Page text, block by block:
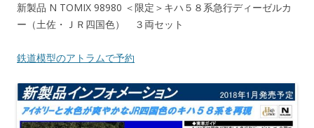
新製品 N TOMIX 98980 ＜限定＞キハ５８系急行ディーゼルカ
ー（土佐・ＪＲ四国色） ３両セット
鉄道模型のアトラムで予約